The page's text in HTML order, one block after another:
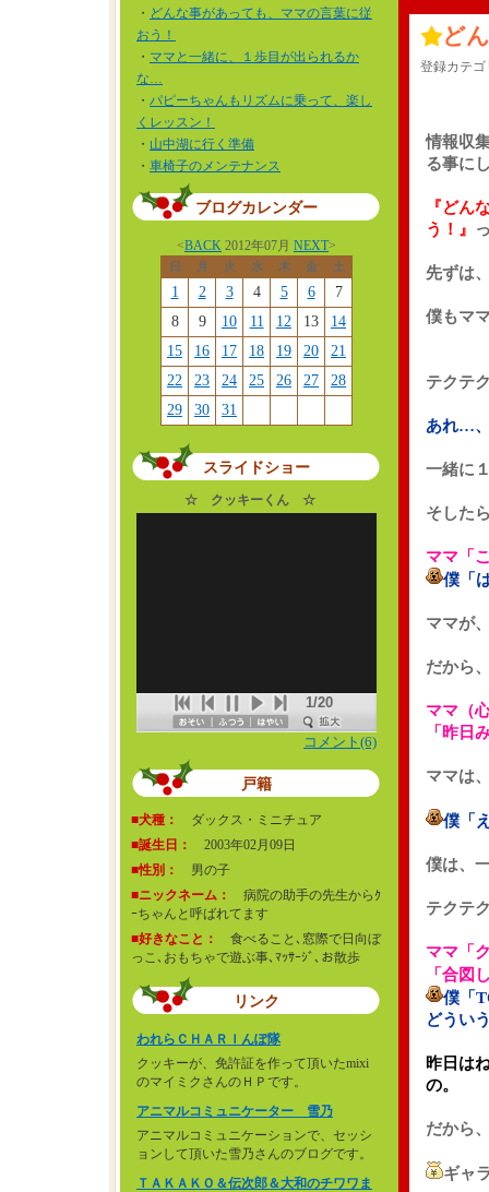
・ どんな事があっても、ママの言葉に従
おう！
・ ママと一緒に、１歩目が出られるか
な…
・ パピーちゃんもリズムに乗って、楽し
くレッスン！
・ 山中湖に行く準備
・ 車椅子のメンテナンス
ブログカレンダー
<BACK 2012年07月 NEXT>
日 月 火 水 木 金 土
1 2 3 4 5 6
7
8
9 10 11 12 13
14
15
16 17 18 19 20
21
22
23 24 25 26 27
28
29
30 31
スライドショー
☆ クッキーくん ☆
1/20
コメント(6)
戸籍
■犬種： ダックス・ミニチュア
■誕生日： 2003年02月09日
■性別： 男の子
■ニックネーム： 病院の助手の先生からｸ
ｰちゃんと呼ばれてます
■好きなこと： 食べること､窓際で日向ぼ
っこ､おもちゃで遊ぶ事､ﾏｯｻｰｼﾞ､お散歩
リンク
われらＣＨＡＲＩんぽ隊
クッキーが、免許証を作って頂いたmixi
のマイミクさんのＨＰです。
アニマルコミュニケーター 雪乃
アニマルコミュニケーションで、セッシ
ョンして頂いた雪乃さんのブログです。
ＴＡＫＡＫＯ＆伝次郎＆大和のチワワま
ど
登録カテゴ
情報収
る事に
『どん
う！』
先ずは
僕もマ
テク
あれ…
一緒に
そした
ママ「
僕「
ママが
だから
ママ（
「昨日
ママは
僕「
僕は、
テク
ママ「
「合図
僕「
どうい
昨日は
の。
だから
ギャ